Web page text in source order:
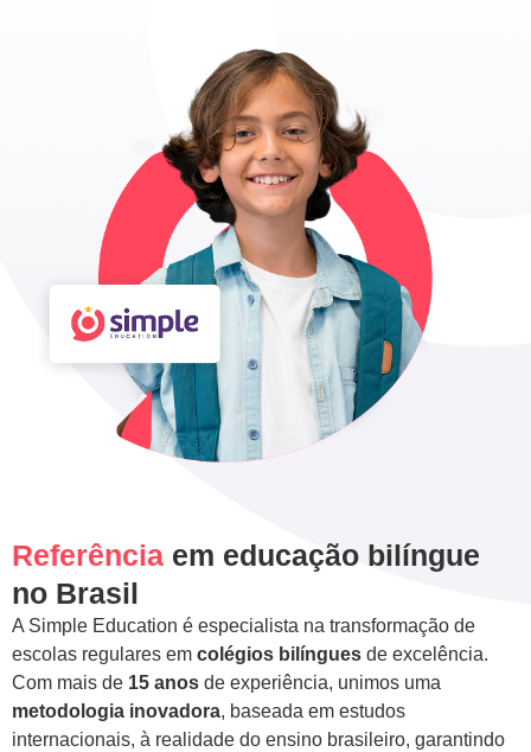
Referência em educação bilíngue
no Brasil
A Simple Education é especialista na transformação de
escolas regulares em colégios bilíngues de excelência.
Com mais de 15 anos de experiência, unimos uma
metodologia inovadora, baseada em estudos
internacionais, à realidade do ensino brasileiro, garantindo